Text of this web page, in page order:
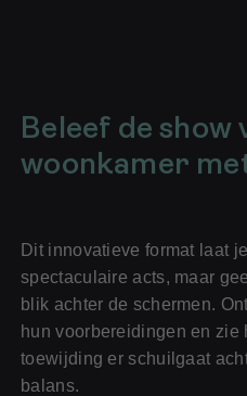
Beleef de show
woonkamer
Dit innovatieve format laat
spectaculaire acts, maar
blik achter de schermen.
hun voorbereidingen en zie
toewijding er schuilgaat
balans.